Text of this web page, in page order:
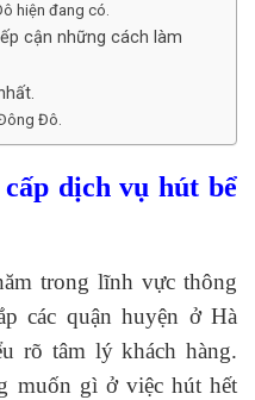
hiện đang có.
cận những cách làm
Đô.
dịch vụ hút bể
trong lĩnh vực thông
các quận huyện ở Hà
rõ tâm lý khách hàng.
muốn gì ở việc hút hết